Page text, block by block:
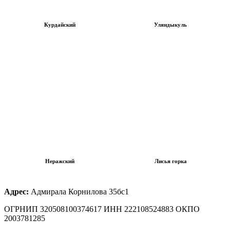
Курдайский Уляндыкуль
Неражский Лисья горка
Адрес: Адмирала Корнилова 35бс1
ОГРНИП 320508100374617 ИНН 222108524883 ОКПО
2003781285